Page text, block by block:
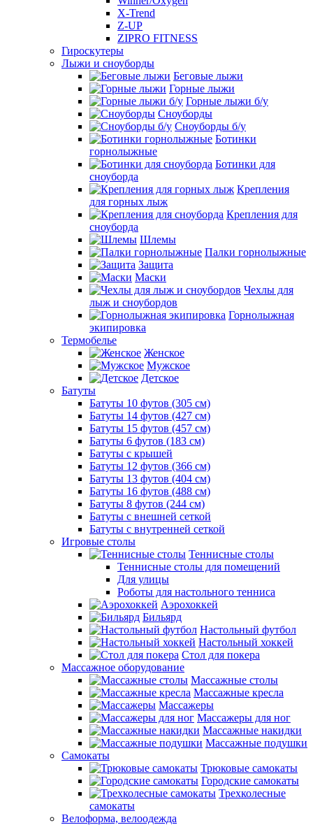
X-Trend
Z-UP
ZIPRO FITNESS
Гироскутеры
Лыжи и сноуборды
Беговые лыжи
Горные лыжи
Горные лыжи б/у
Сноуборды
Сноуборды б/у
Ботинки
горнолыжные
Ботинки для
сноуборда
Крепления
для горных лыж
Крепления для
сноуборда
Шлемы
Палки горнолыжные
Защита
Маски
Чехлы для
лыж и сноубордов
Горнолыжная
экипировка
Термобелье
Женское
Мужское
Детское
Батуты
Батуты 10 футов (305 см)
Батуты 14 футов (427 см)
Батуты 15 футов (457 см)
Батуты 6 футов (183 см)
Батуты с крышей
Батуты 12 футов (366 см)
Батуты 13 футов (404 см)
Батуты 16 футов (488 см)
Батуты 8 футов (244 см)
Батуты с внешней сеткой
Батуты с внутренней сеткой
Игровые столы
Теннисные столы
Теннисные столы для помещений
Для улицы
Роботы для настольного тенниса
Аэрохоккей
Бильярд
Настольный футбол
Настольный хоккей
Стол для покера
Массажное оборудование
Массажные столы
Массажные кресла
Массажеры
Массажеры для ног
Массажные накидки
Массажные подушки
Самокаты
Трюковые самокаты
Городские самокаты
Трехколесные
самокаты
Велоформа, велоодежда